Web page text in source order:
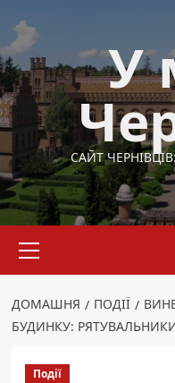
до
вмісту
У
САЙТ
меню
ДОМАШНЯ ПОДІЇ
БУДИНКУ:
Події